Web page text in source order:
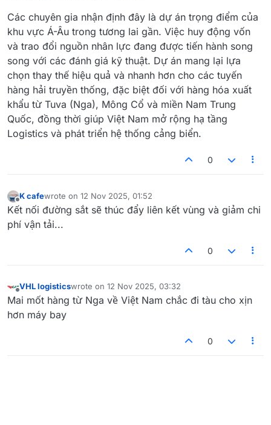
Các chuyên gia nhận định đây là dự án trọng điểm của
khu vực Á-Âu trong tương lai gần. Việc huy động vốn
và trao đổi nguồn nhân lực đang được tiến hành song
song với các đánh giá kỹ thuật. Dự án mang lại lựa
chọn thay thế hiệu quả và nhanh hơn cho các tuyến
hàng hải truyền thống, đặc biệt đối với hàng hóa xuất
khẩu từ Tuva (Nga), Mông Cổ và miền Nam Trung
Quốc, đồng thời giúp Việt Nam mở rộng hạ tầng
Logistics và phát triển hệ thống cảng biển.
0
Offline
K cafewrote on 12 Nov 2025, 01:52
last edited by
Kết nối đường sắt sẽ thúc đẩy liên kết vùng và giảm chi
phí vận tải...
0
Offline
VHL logisticswrote on 12 Nov 2025, 03:32
last edited by
Mai mốt hàng từ Nga về Việt Nam chắc đi tàu cho xịn
hơn máy bay
0